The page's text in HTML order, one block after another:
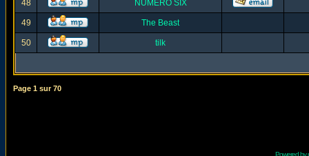
48 NUMERO SIX
49 The Beast
50 tilk
Page 1 sur70
Powered by